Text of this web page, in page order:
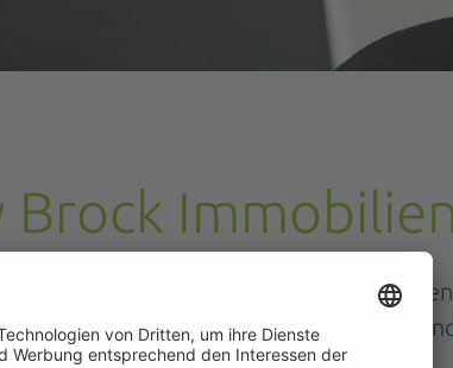
Brock
Immobilienmakler unterstützt.
Sie von wertvollen Einblicken